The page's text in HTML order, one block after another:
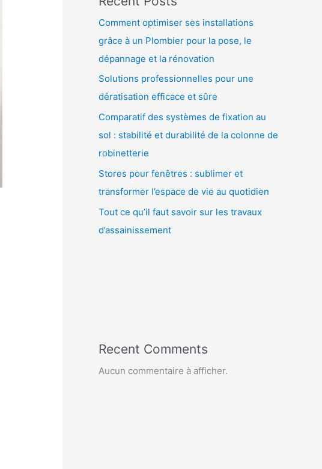
Comment optimiser ses installations
grâce à un Plombier pour la pose, le
dépannage et la rénovation
Solutions professionnelles pour une
dératisation efficace et sûre
Comparatif des systèmes de fixation au
sol : stabilité et durabilité de la colonne de
robinetterie
Stores pour fenêtres : sublimer et
transformer l’espace de vie au quotidien
Tout ce qu’il faut savoir sur les travaux
d’assainissement
Recent Comments
Aucun commentaire à afficher.